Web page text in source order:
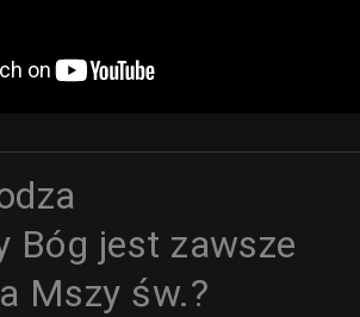
Bóg jest zawsze
Mszy św.?